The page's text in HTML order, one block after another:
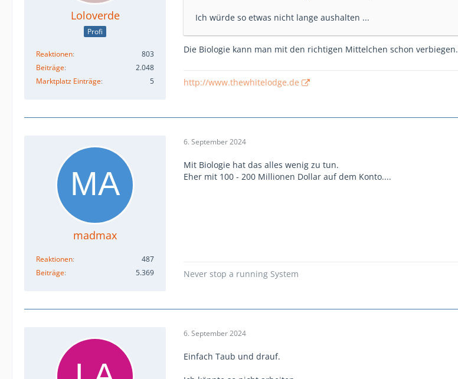
Loloverde
Profi
Reaktionen
803
Beiträge
2.048
Marktplatz Einträge
5
Ich würde so etwas nicht lange aushalten ...
Die Biologie kann man mit den richtigen Mittelchen schon verbiegen.
http://www.thewhitelodge.de
madmax
Reaktionen
487
Beiträge
5.369
6. September 2024
Mit Biologie hat das alles wenig zu tun.
Eher mit 100 - 200 Millionen Dollar auf dem Konto....
Never stop a running System
6. September 2024
Einfach Taub und drauf.